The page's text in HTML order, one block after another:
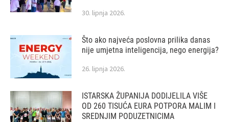
30. lipnja 2026.
Što ako najveća poslovna prilika danas
nije umjetna inteligencija, nego energija?
26. lipnja 2026.
ISTARSKA ŽUPANIJA DODIJELILA VIŠE
OD 260 TISUĆA EURA POTPORA MALIM I
SREDNJIM PODUZETNICIMA